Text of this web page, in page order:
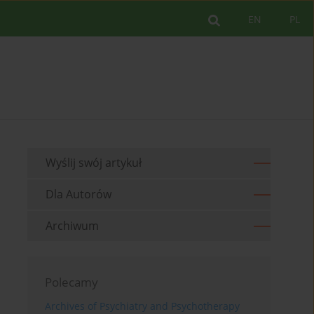
PL
EN
Wyślij swój artykuł
Dla Autorów
Archiwum
Polecamy
Archives of Psychiatry and Psychotherapy